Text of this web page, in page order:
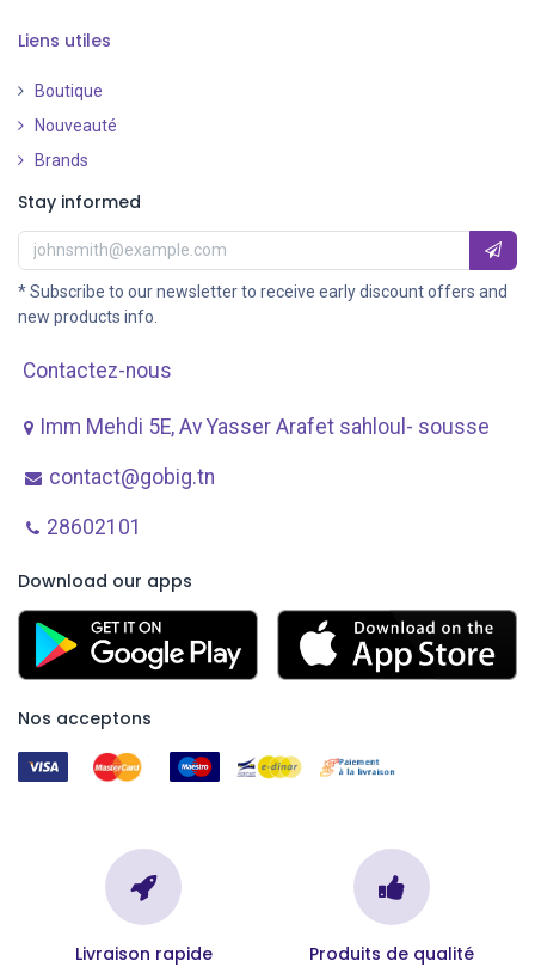
Liens utiles
Boutique
Nouveauté
Brands
Stay informed
* Subscribe to our newsletter to receive early discount offers and
new products info.
Contactez-nous
Imm Mehdi 5E, Av ​Yasser Arafet sahloul- sousse
contact@gobig.tn
28602101
Download our apps
Nos acceptons
Livraison rapide Produits de qualité